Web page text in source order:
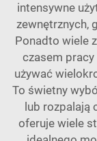
intensywne
zewnętrznych,
Ponadto wiele
czasem pracy
używać
To świetny
lub rozpalają
oferuje wiele